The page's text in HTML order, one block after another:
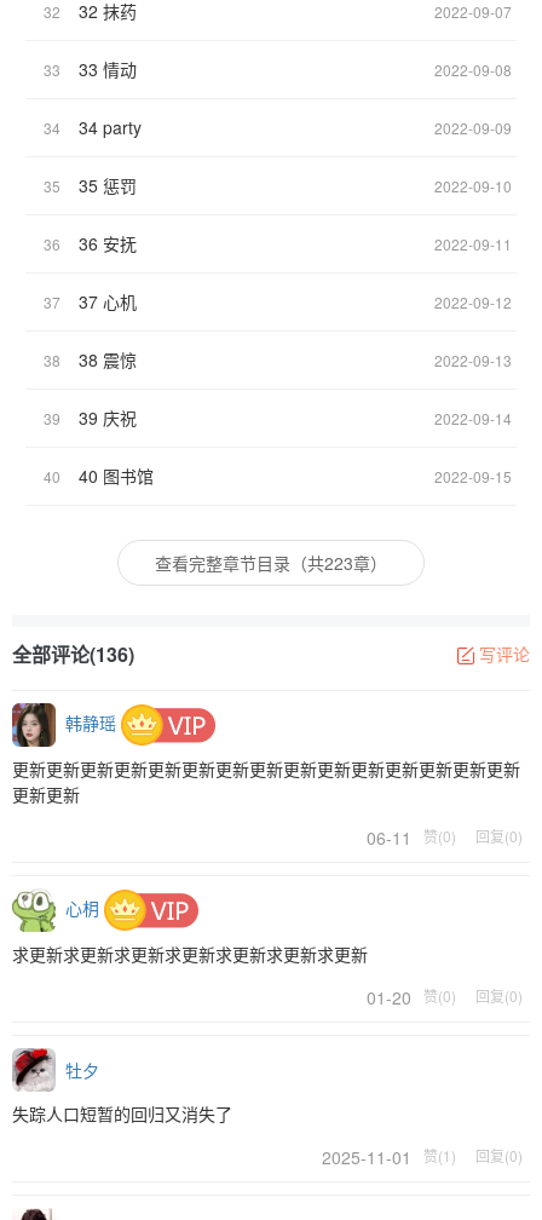
32 32 抹药 2022-09-07
33 33 情动 2022-09-08
34 34 party 2022-09-09
35 35 惩罚 2022-09-10
36 36 安抚 2022-09-11
37 37 心机 2022-09-12
38 38 震惊 2022-09-13
39 39 庆祝 2022-09-14
40 40 图书馆 2022-09-15
查看完整章节目录（共223章）
全部评论(136) 写评论
韩静瑶
更新更新更新更新更新更新更新更新更新更新更新更新更新更新更新
更新更新
06-11
赞(0) 回复(0)
心枂
求更新求更新求更新求更新求更新求更新求更新
01-20
赞(0) 回复(0)
牡夕
失踪人口短暂的回归又消失了
2025-11-01
赞(1) 回复(0)